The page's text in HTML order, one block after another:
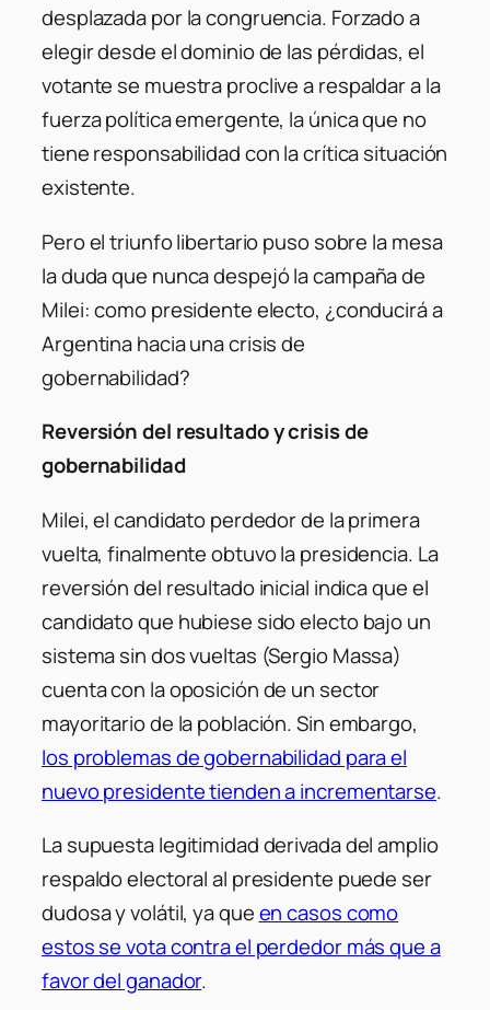
desplazada por la congruencia. Forzado a
elegir desde el dominio de las pérdidas, el
votante se muestra proclive a respaldar a la
fuerza política emergente, la única que no
tiene responsabilidad con la crítica situación
existente.
Pero el triunfo libertario puso sobre la mesa
la duda que nunca despejó la campaña de
Milei: como presidente electo, ¿conducirá a
Argentina hacia una crisis de
gobernabilidad?
Reversión del resultado y crisis de
gobernabilidad
Milei, el candidato perdedor de la primera
vuelta, finalmente obtuvo la presidencia. La
reversión del resultado inicial indica que el
candidato que hubiese sido electo bajo un
sistema sin dos vueltas (Sergio Massa)
cuenta con la oposición de un sector
mayoritario de la población. Sin embargo,
los problemas de gobernabilidad para el
nuevo presidente tienden a incrementarse.
La supuesta legitimidad derivada del amplio
respaldo electoral al presidente puede ser
dudosa y volátil, ya queen casos como
estos se vota contra el perdedor más que a
favor del ganador.